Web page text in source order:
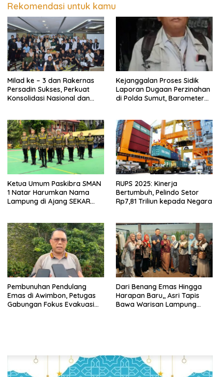
Rekomendasi untuk kamu
Milad ke – 3 dan Rakernas
Persadin Sukses, Perkuat
Konsolidasi Nasional dan
Kejanggalan Proses Sidik
Laporan Dugaan Perzinahan
di Polda Sumut, Barometer
Ketua Umum Paskibra SMAN
1 Natar Harumkan Nama
Lampung di Ajang SEKAR
RUPS 2025: Kinerja
Bertumbuh, Pelindo Setor
Rp7,81 Triliun kepada Negara
Pembunuhan Pendulang
Emas di Awimbon, Petugas
Gabungan Fokus Evakuasi
Dari Benang Emas Hingga
Harapan Baru,, Asri Tapis
Bawa Warisan Lampung